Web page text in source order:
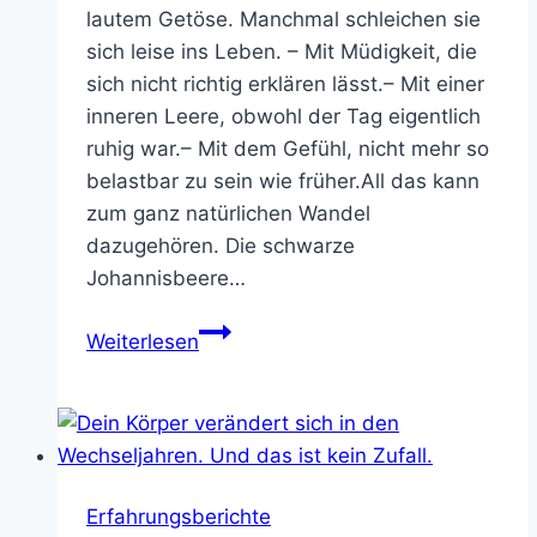
lautem Getöse. Manchmal schleichen sie
sich leise ins Leben. – Mit Müdigkeit, die
sich nicht richtig erklären lässt.– Mit einer
inneren Leere, obwohl der Tag eigentlich
ruhig war.– Mit dem Gefühl, nicht mehr so
belastbar zu sein wie früher.All das kann
zum ganz natürlichen Wandel
dazugehören. Die schwarze
Johannisbeere…
WeiterlesenWie
Johannisbeere
Dir
den
Erfahrungsberichte